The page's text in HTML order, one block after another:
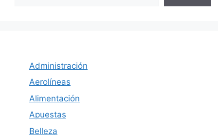
Administración
Aerolíneas
Alimentación
Apuestas
Belleza